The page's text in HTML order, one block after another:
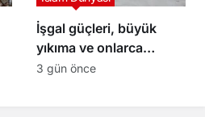
İşgal güçleri, büyük
yıkıma ve onlarca
kişinin gözaltına alındığı
3 gün önce